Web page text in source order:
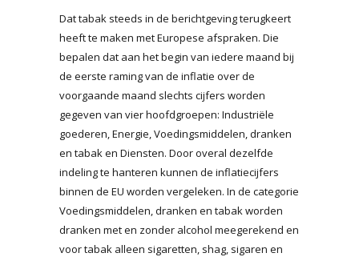
Dat tabak steeds in de berichtgeving terugkeert
heeft te maken met Europese afspraken. Die
bepalen dat aan het begin van iedere maand bij
de eerste raming van de inflatie over de
voorgaande maand slechts cijfers worden
gegeven van vier hoofdgroepen: Industriële
goederen, Energie, Voedingsmiddelen, dranken
en tabak en Diensten. Door overal dezelfde
indeling te hanteren kunnen de inflatiecijfers
binnen de EU worden vergeleken. In de categorie
Voedingsmiddelen, dranken en tabak worden
dranken met en zonder alcohol meegerekend en
voor tabak alleen sigaretten, shag, sigaren en